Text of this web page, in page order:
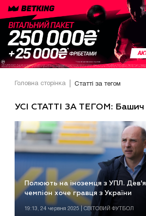
Головна сторінка Статті за тегом
УСІ СТАТТІ ЗА ТЕГОМ: Башич
Полюють на іноземця з УПЛ.
чемпіон хоче гравця з України
19:13, 24 червня 2025 | СВІТОВИЙ ФУТБОЛ